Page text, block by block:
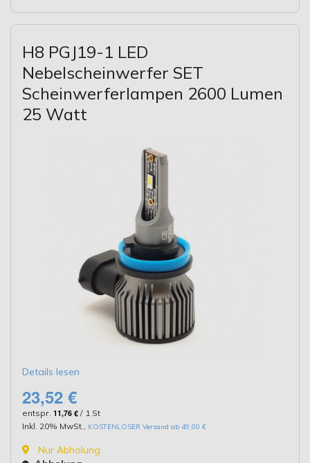
H8 PGJ19-1 LED
Nebelscheinwerfer SET
Scheinwerferlampen 2600 Lumen
25 Watt
Details lesen
23,52 €
entspr. 11,76 € / 1 St
Inkl. 20% MwSt.
KOSTENLOSER Versand ab 49,00 €
Nur Abholung